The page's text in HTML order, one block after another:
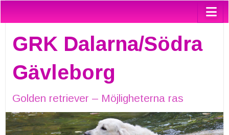
GRK Dalarna/Södra
Gävleborg
Golden retriever – Möjligheterna ras